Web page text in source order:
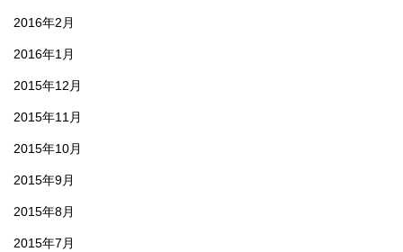
2016年2月
2016年1月
2015年12月
2015年11月
2015年10月
2015年9月
2015年8月
2015年7月